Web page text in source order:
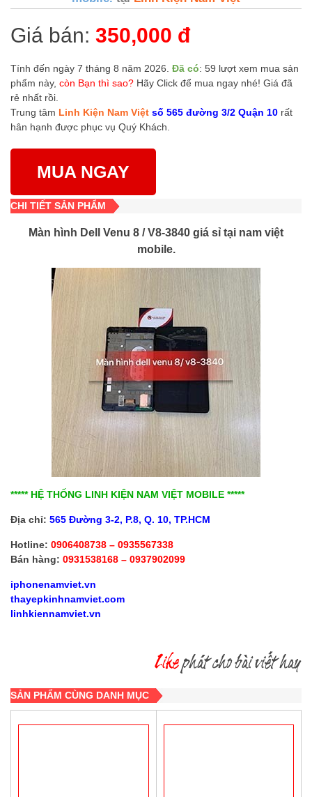
Giá bán: 350,000 đ
Tính đến ngày 7 tháng 8 năm 2026. Đã có: 59 lượt xem mua sản
phẩm này, còn Bạn thì sao? Hãy Click để mua ngay nhé! Giá đã
rẻ nhất rồi.
Trung tâm Linh Kiện Nam Việt số 565 đường 3/2 Quận 10 rất
hân hạnh được phục vụ Quý Khách.
MUA NGAY
CHI TIẾT SẢN PHẨM
Màn hình Dell Venu 8 / V8-3840 giá sỉ tại nam việt
mobile.
***** HỆ THỐNG LINH KIỆN NAM VIỆT MOBILE *****
Địa chỉ: 565 Đường 3-2, P.8, Q. 10, TP.HCM
Hotline: 0906408738 – 0935567338
Bán hàng: 0931538168 – 0937902099
iphonenamviet.vn
thayepkinhnamviet.com
linhkiennamviet.vn
SẢN PHẨM CÙNG DANH MỤC